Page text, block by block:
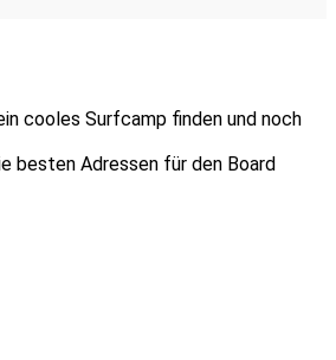
cooles Surfcamp finden und noch
besten Adressen für den Board